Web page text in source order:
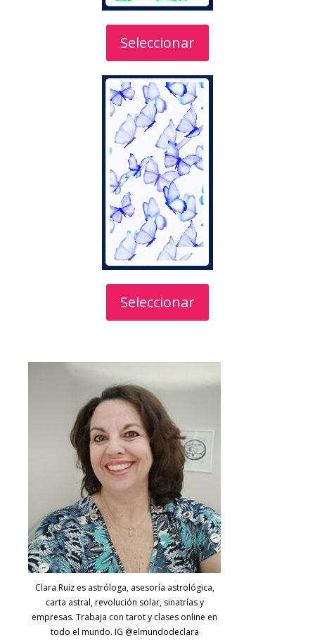
Seleccionar
Seleccionar
Clara Ruiz es astróloga, asesoría astrológica,
carta astral, revolución solar, sinatrías y
empresas. Trabaja con tarot y clases online en
todo el mundo. IG @elmundodeclara